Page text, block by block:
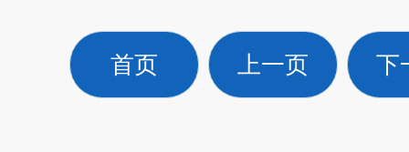
首页 上一页 下